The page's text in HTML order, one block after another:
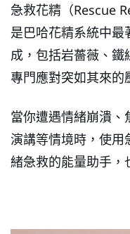
急救花精（Rescue
是巴哈花精系統中
成，包括岩薔薇、鐵
專門應對突如其來的
當你遭遇情緒崩潰
演講等情境時，使用
緒急救的能量助手，